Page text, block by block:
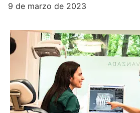
9 de marzo de 2023